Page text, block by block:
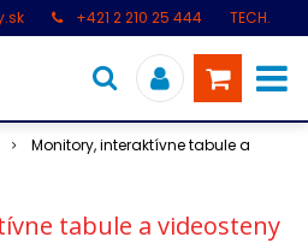
+421 2 210 25 444
TECH.
Monitory, interaktívne tabule a
tabule a videosteny